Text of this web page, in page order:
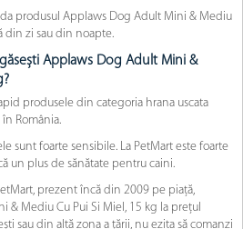
produsul Applaws Dog Adult Mini & Mediu
din zi sau din noapte.
Applaws Dog Adult Mini &
produsele din categoria hrana uscata
România.
sunt foarte sensibile. La PetMart este foarte
un plus de sănătate pentru caini.
prezent încă din 2009 pe piață,
& Mediu Cu Pui Si Miel, 15 kg la prețul
sau din altă zona a țării, nu ezita să comanzi